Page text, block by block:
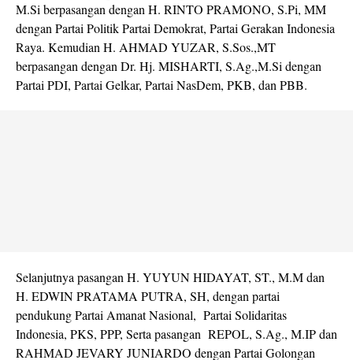
M.Si berpasangan dengan H. RINTO PRAMONO, S.Pi, MM
dengan Partai Politik Partai Demokrat, Partai Gerakan Indonesia
Raya. Kemudian H. AHMAD YUZAR, S.Sos.,MT
berpasangan dengan Dr. Hj. MISHARTI, S.Ag.,M.Si dengan
Partai PDI, Partai Gelkar, Partai NasDem, PKB, dan PBB.
Selanjutnya pasangan H. YUYUN HIDAYAT, ST., M.M dan
H. EDWIN PRATAMA PUTRA, SH, dengan partai
pendukung Partai Amanat Nasional, Partai Solidaritas
Indonesia, PKS, PPP, Serta pasangan REPOL, S.Ag., M.IP dan
RAHMAD JEVARY JUNIARDO dengan Partai Golongan